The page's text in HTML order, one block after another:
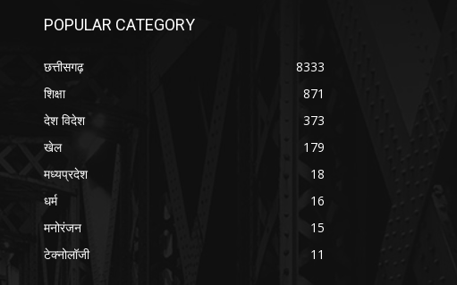
POPULAR CATEGORY
छत्तीसगढ़
8333
शिक्षा
871
देश विदेश
373
खेल
179
मध्यप्रदेश
18
धर्म
16
मनोरंजन
15
टेक्नोलॉजी
11